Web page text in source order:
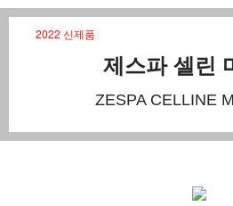
2022 신제품
제스파 셀린
ZESPA CELLINE